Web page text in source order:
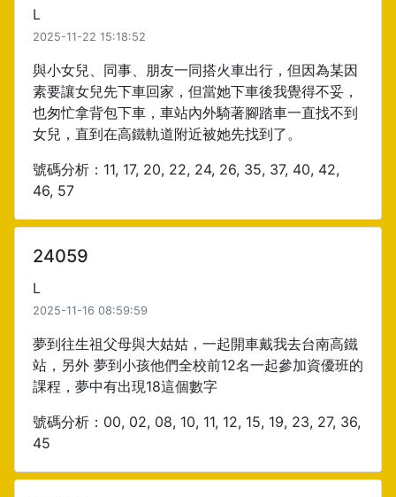
L
2025-11-22 15:18:52
與小女兒、同事、朋友一同搭火車出行，但因為某因
素要讓女兒先下車回家，但當她下車後我覺得不妥，
也匆忙拿背包下車，車站內外騎著腳踏車一直找不到
女兒，直到在高鐵軌道附近被她先找到了。
號碼分析：11, 17, 20, 22, 24, 26, 35, 37, 40, 42,
46, 57
24059
L
2025-11-16 08:59:59
夢到往生祖父母與大姑姑，一起開車戴我去台南高鐵
站，另外 夢到小孩他們全校前12名一起參加資優班的
課程，夢中有出現18這個數字
號碼分析：00, 02, 08, 10, 11, 12, 15, 19, 23, 27, 36,
45